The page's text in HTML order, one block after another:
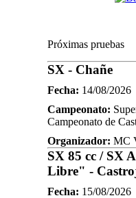
Próximas pruebas
SX - Chañe
Fecha: 14/08/2026
Campeonato:
Campeonato de
Organizador: MC
SX 85 cc / SX
Libre" -
Fecha: 15/08/2026